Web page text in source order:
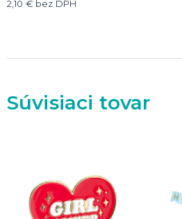
Dekorácie
Halloweenske kostýmy
Halloweenska výzdoba
ĎALŠIE KATEGÓRIE
2,10 € bez DPH
Súvisiaci tovar